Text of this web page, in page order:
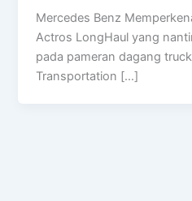
Mercedes Benz
Actros LongHaul yang
pada pameran dagang
Transportation […]